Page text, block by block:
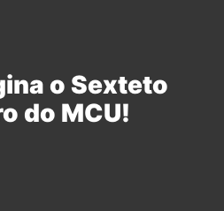
o Sexteto
do MCU!